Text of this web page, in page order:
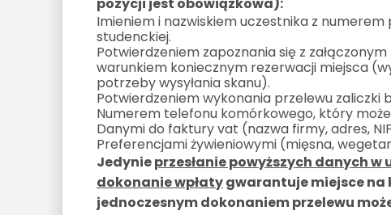
Imieniem i nazwiskiem uczestnika z
studenckiej.
Potwierdzeniem zapoznania się z
warunkiem koniecznym rezerwacji miejsca
potrzeby wysyłania skanu).
Potwierdzeniem wykonania przelewu zaliczki
Numerem telefonu komórkowego, który
Danymi do faktury vat (nazwa firmy, adres,
Preferencjami żywieniowymi (mięsna,
Jedynieprzesłanie powyższych danych
dokonanie wpłatygwarantuje miejsce na
jednoczesnym dokonaniem przelewu